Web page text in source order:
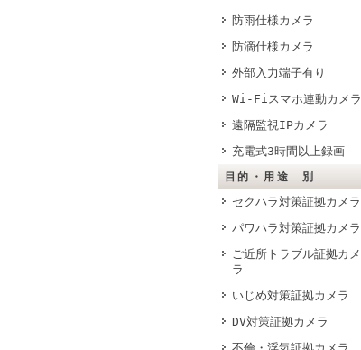
防雨仕様カメラ
防滴仕様カメラ
外部入力端子有り
Wi-Fiスマホ連動カメラ
遠隔監視IPカメラ
充電式3時間以上録画
目的・用途 別
セクハラ対策証拠カメラ
パワハラ対策証拠カメラ
ご近所トラブル証拠カメ
ラ
いじめ対策証拠カメラ
DV対策証拠カメラ